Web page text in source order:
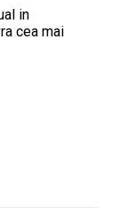
in
cea mai